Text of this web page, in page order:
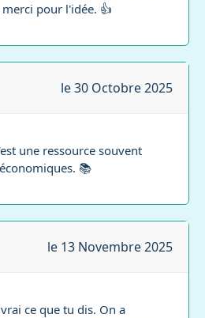
pour l'idée. 👍
le 30 Octobre 2025
une ressource souvent
📚
le 13 Novembre 2025
ce que tu dis. On a